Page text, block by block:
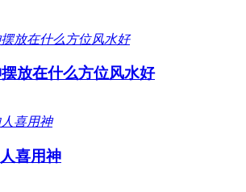
放在什么方位风水好
喜用神